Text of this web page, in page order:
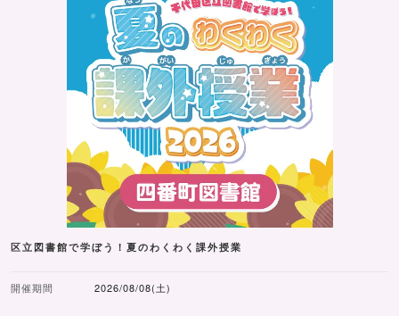
区立図書館で学ぼう！夏のわくわく課外授業
開催期間 2026/08/08(土)